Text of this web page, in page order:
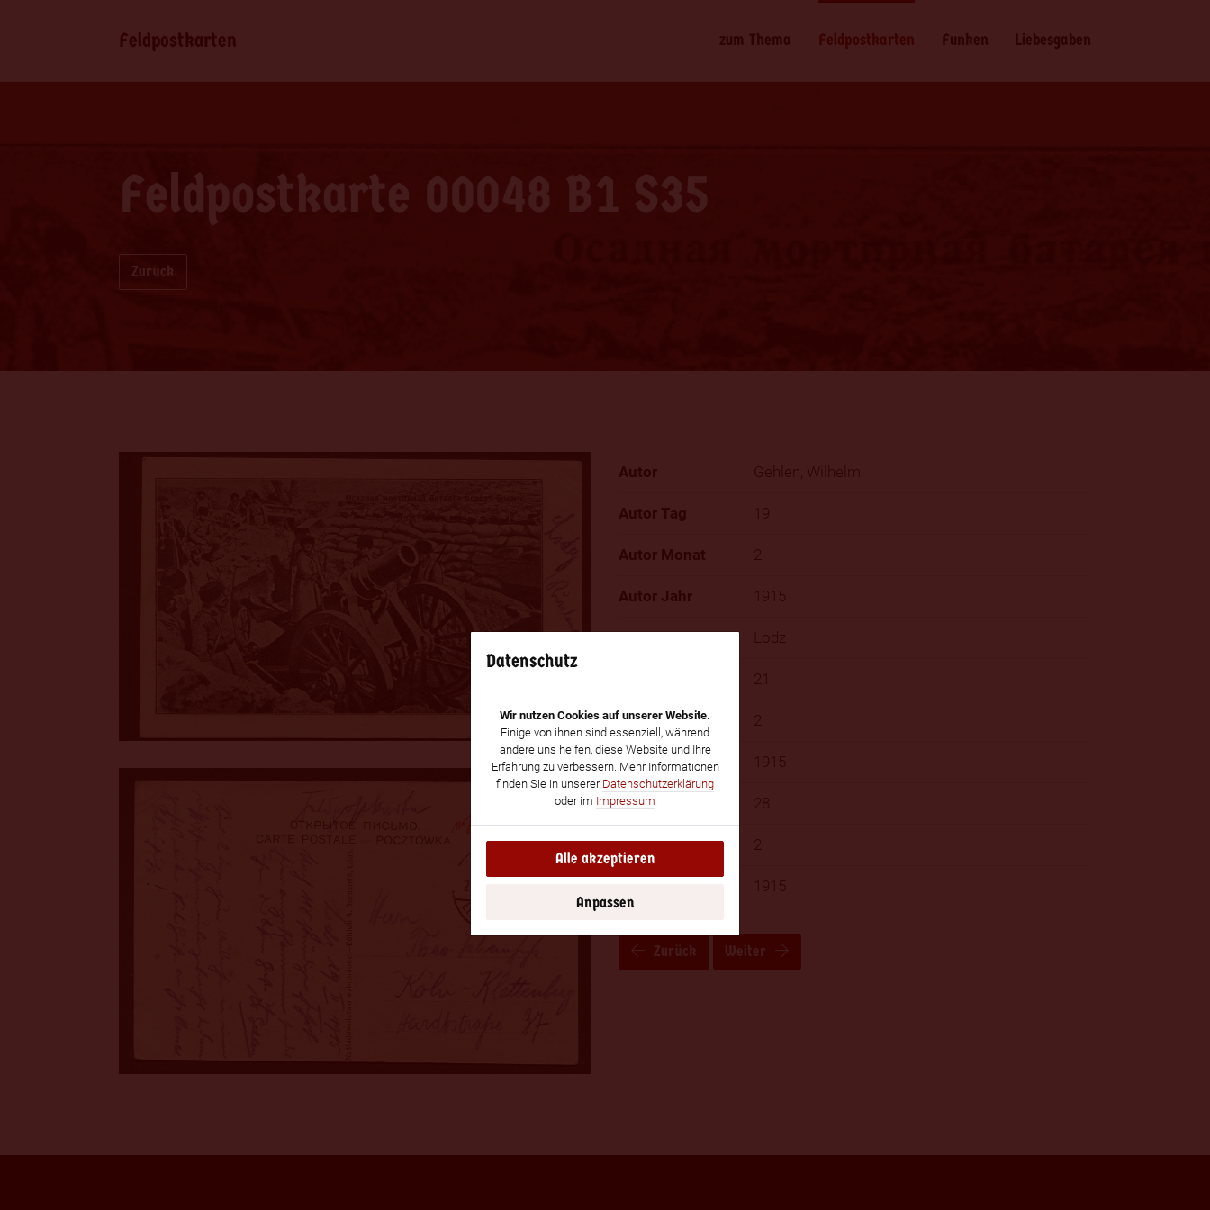
Feldpostkarten zum Thema Feldpostkarten Funken Liebesgaben
Feldpostkarte 00048 B1 S35
Zurück
Gehlen, Wilhelm
19
2
1915
Lodz
21
2
1915
28
2
1915
Zurück Weiter
Datenschutz
Wir nutzen Cookies auf unserer Website.
Einige von ihnen sind essenziell, während
andere uns helfen, diese Website und Ihre
Erfahrung zu verbessern. Mehr Informationen
finden Sie in unserer Datenschutzerklärung
oder im Impressum
Alle akzeptieren
Anpassen